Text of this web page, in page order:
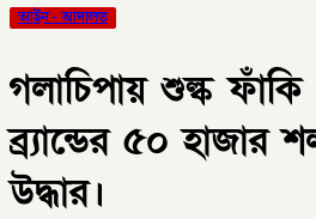
আইন - আদালত
গলাচিপায় শুল্ক
ব্র্যান্ডের ৫০ হাজার
উদ্ধার।